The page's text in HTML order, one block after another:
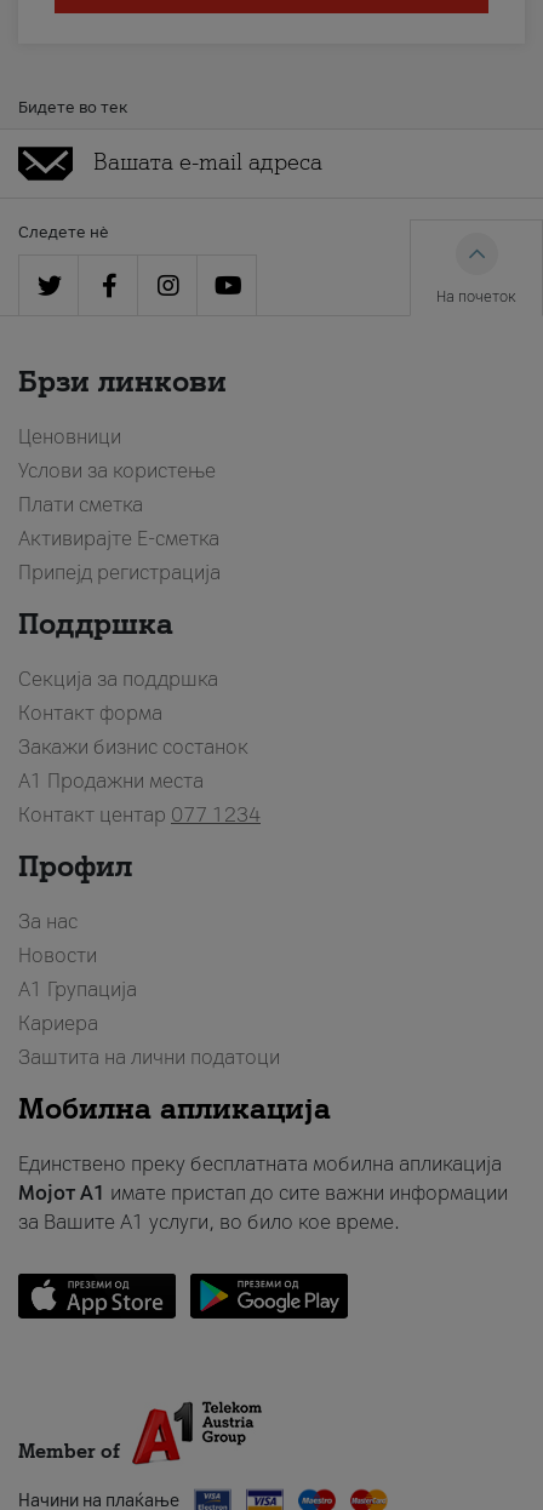
Бидете во тек
Следете нè
На почеток
Брзи линкови
Ценовници
Услови за користење
Плати сметка
Активирајте Е-сметка
Припејд регистрација
Поддршка
Секција за поддршка
Контакт форма
Закажи бизнис состанок
A1 Продажни места
Контакт центар 077 1234
Профил
За нас
Новости
А1 Групација
Кариера
Заштита на лични податоци
Мобилна апликација
Единствено преку бесплатната мобилна апликација
Мојот A1 имате пристап до сите важни информации
за Вашите A1 услуги, во било кое време.
Member of
Начини на плаќање